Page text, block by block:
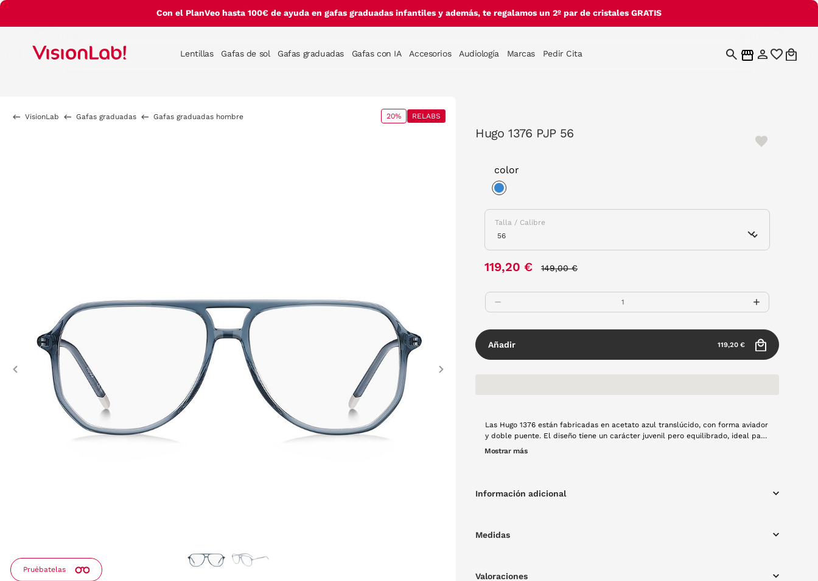
Con el PlanVeo hasta 100€ de ayuda en gafas graduadas infantiles y además, te regalamos un 2º par de cristales GRATIS
Lentillas Gafas de sol Gafas graduadas Gafas con IA Accesorios Audiología Marcas Pedir Cita
VisionLab Gafas graduadas Gafas graduadas hombre 20% RELABS
Pruébatelas
Previous
Hugo 1376 PJP 56
color
Talla / Calibre
119,20 € 149,00 €
Añadir 119,20 €
Las Hugo 1376 están fabricadas en acetato azul translúcido, con forma aviador
y doble puente. El diseño tiene un carácter juvenil pero equilibrado, ideal para
quienes buscan una gafa graduada con personalidad, sin perder la ligereza
Mostrar más
Información adicional
Medidas
Valoraciones